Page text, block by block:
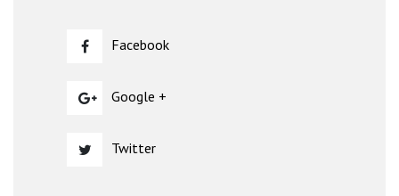
Facebook
Google +
Twitter